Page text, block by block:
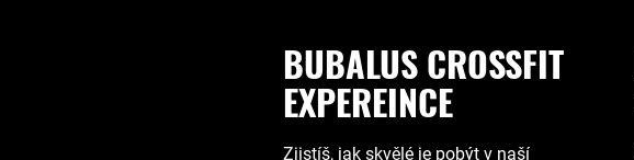
BUBALUS CROSSFIT
EXPEREINCE
Zjistíš, jak skvělé je pobýt v naší